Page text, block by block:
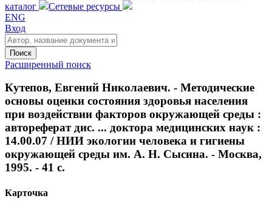
каталог
Сетевые ресурсы
ENG
Вход
Поиск
Расширенный поиск
Кутепов, Евгений Николаевич. - Методические
основы оценки состояния здоровья населения
при воздействии факторов окружающей среды :
автореферат дис. ... доктора медицинских наук :
14.00.07 / НИИ экологии человека и гигиены
окружающей среды им. А. Н. Сысина. - Москва,
1995. - 41 с.
Карточка